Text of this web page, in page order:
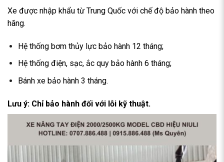
Xe được nhập khẩu từ Trung Quốc với chế độ bảo hành theo
hãng.
Hệ thống bơm thủy lực bảo hành 12 tháng;
Hệ thống điện, sạc, ắc quy bảo hành 6 tháng;
Bánh xe bảo hành 3 tháng.
Lưu ý: Chỉ bảo hành đối với lỗi kỹ thuật.